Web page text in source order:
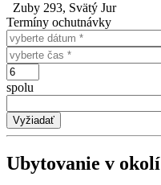
Zuby 293, Svätý Jur
Termíny ochutnávky
Dátum
Čas
Počet
spolu
Ubytovanie v okolí